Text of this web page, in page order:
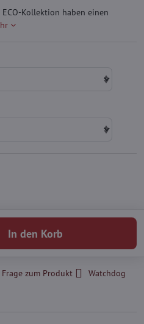
ECO-Kollektion haben einen
In den Korb
Frage zum Produkt
Watchdog